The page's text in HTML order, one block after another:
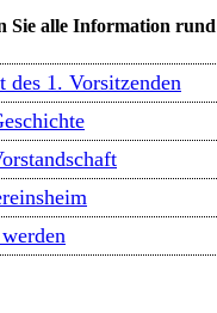
Sie alle Information
des 1. Vorsitzenden